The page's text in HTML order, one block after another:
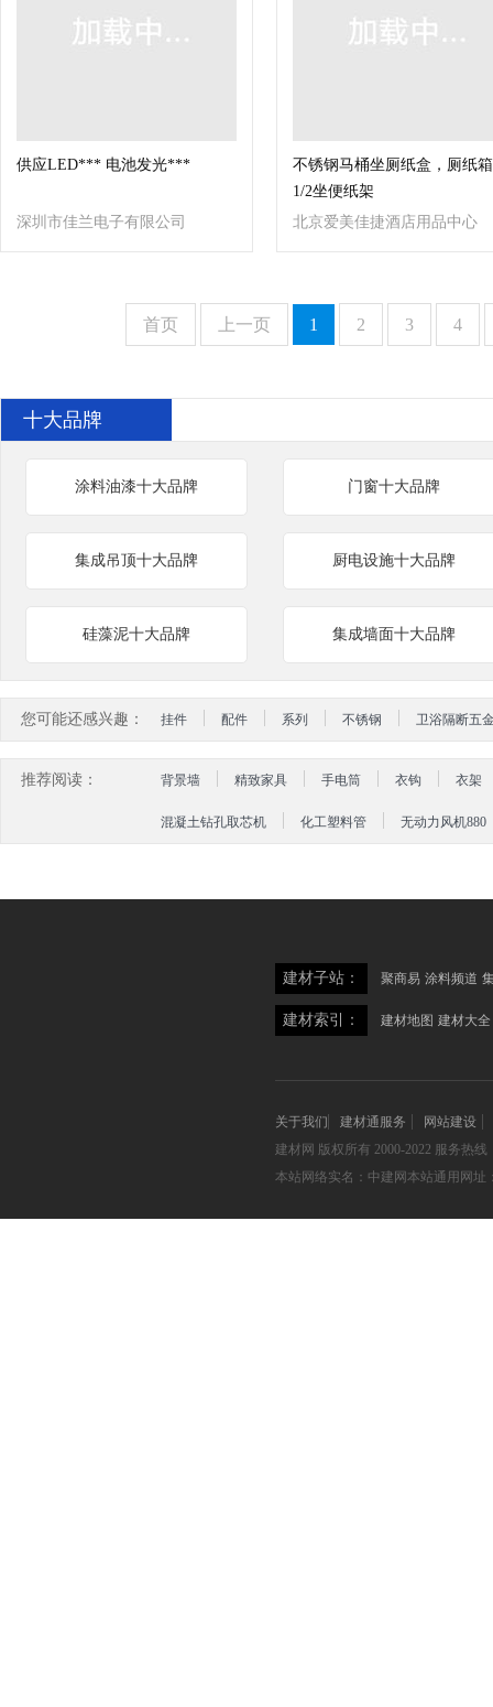
供应LED*** 电池发光***
深圳市佳兰电子有限公司
不锈钢马桶坐厕纸盒，厕纸
1/2坐便纸架
北京爱美佳捷酒店用品中心
首页 上一页 1 2 3 4
十大品牌
涂料油漆十大品牌 门窗十大品牌
集成吊顶十大品牌 厨电设施十大品牌
硅藻泥十大品牌 集成墙面十大品牌
您可能还感兴趣： 挂件 配件 系列 不锈钢 卫浴隔断五
推荐阅读： 背景墙 精致家具 手电筒 衣钩 衣架
混凝土钻孔取芯机 化工塑料管 无动力风机880
建材子站： 聚商易 涂料频道
建材索引： 建材地图 建材大全
关于我们 建材通服务
网站建设
建材网 版权所有 2000-2022 服务热线
本站网络实名：中建网本站通用网址